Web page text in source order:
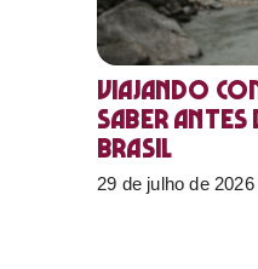
Viajando
saber
Brasil
29 de julho de 2026